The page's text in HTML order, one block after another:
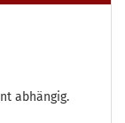
abhängig.